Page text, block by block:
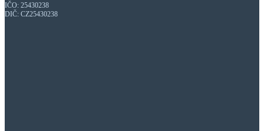
IČO: 25430238
DIČ: CZ25430238